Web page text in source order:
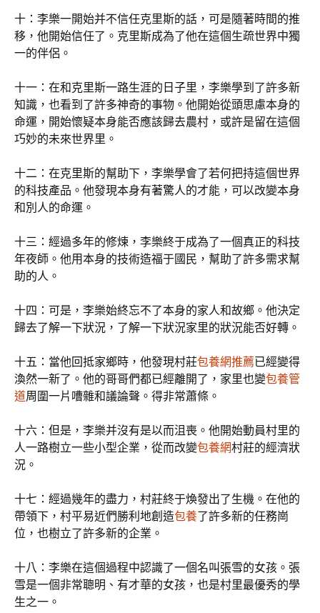
十：李樂一開始并不信任克里斯的話，可是隨著時間的推
移，他開始信任了。克里斯成為了他在這個生疏世界中獨
一的伴侶。
十一：在和克里斯一路生涯的日子里，李樂學到了許多新
知識，也看到了許多神奇的事物。他開始從頭思慮本身的
命運，開始懷疑本身能否應該歸去農村，或許是留在這個
巧妙的未來世界里。
十二：在克里斯的幫助下，李樂學會了若何把持這個世界
的科技產品。他發現本身有著驚人的才能，可以改變本身
和別人的命運。
十三：經過多年的修煉，李樂終于成為了一個真正的科技
年夜師。他用本身的技術造福于國民，幫助了許多需求幫
助的人。
十四：可是，李樂始終忘不了本身的家人和故鄉。他決定
歸去了解一下狀況，了解一下狀況家里的狀況能否好轉。
十五：當他回抵家鄉時，他發現村莊包養網推薦已經變得
渙然一新了。他的哥哥們都已經離開了，家里也變包養管
道周圍一片嘈雜和議論聲。得非常蕭條。
十六：但是，李樂并沒有是以而沮喪。他開始動員村里的
人一路樹立一些小型企業，從而改變包養網村莊的經濟狀
況。
十七：經過幾年的盡力，村莊終于煥發出了生機。在他的
帶領下，村平易近們勝利地創造包養了許多新的任務崗
位，也樹立了許多新的企業。
十八：李樂在這個過程中認識了一個名叫張雪的女孩。張
雪是一個非常聰明、有才華的女孩，也是村里最優秀的學
生之一。